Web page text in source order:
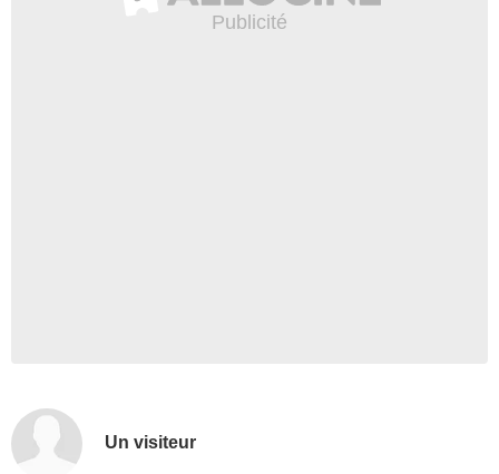
Un visiteur